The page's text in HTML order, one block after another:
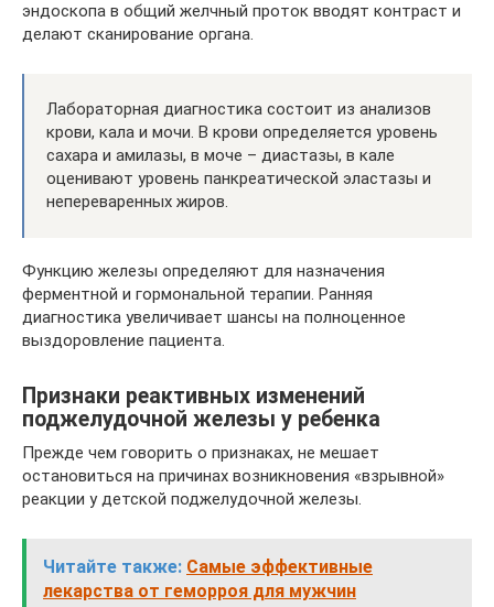
эндоскопа в общий желчный проток вводят контраст и
делают сканирование органа.
Лабораторная диагностика состоит из анализов
крови, кала и мочи. В крови определяется уровень
сахара и амилазы, в моче – диастазы, в кале
оценивают уровень панкреатической эластазы и
непереваренных жиров.
Функцию железы определяют для назначения
ферментной и гормональной терапии. Ранняя
диагностика увеличивает шансы на полноценное
выздоровление пациента.
Признаки реактивных изменений
поджелудочной железы у ребенка
Прежде чем говорить о признаках, не мешает
остановиться на причинах возникновения «взрывной»
реакции у детской поджелудочной железы.
Читайте также: Самые эффективные
лекарства от геморроя для мужчин